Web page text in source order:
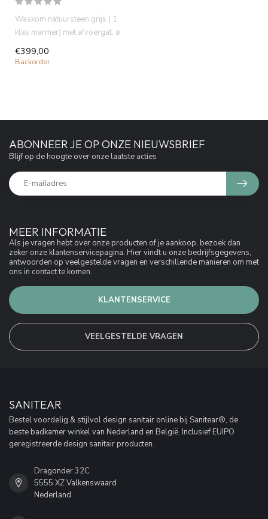
Waskom natuursteen grijs ( 1.
klas marmer) met afvoergat, ø
38 cm. Het marmer k...
€399,00
Backorder
MEER INFORMATIE
Als je vragen hebt over onze producten of je aankoop, bezoek dan
zeker onze klantenservicepagina. Hier vindt u onze bedrijfsgegevens,
antwoorden op veelgestelde vragen en verschillende manieren om met
ons in contact te komen.
KLANTENSERVICE
VEELGESTELDE VRAGEN
ABONNEER JE OP ONZE NIEUWSBRIEF
Blijf op de hoogte over onze laatste acties
SANITEAR
Bestel voordelig & stijlvol design sanitair online bij Sanitear®, de
beste badkamer winkel van Nederland en België. Inclusief EUIPO
geregistreerde design sanitair producten.
Dragonder 32C
5555 XZ Valkenswaard
Nederland